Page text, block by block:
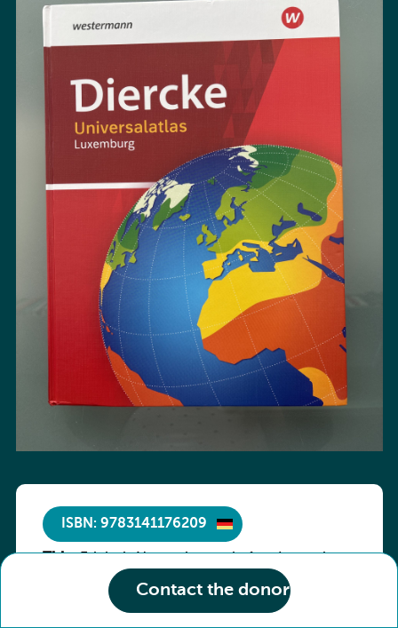
Contact the donor
ISBN: 9783141176209
7e/6e ESC
Condition of the book : Très bon état